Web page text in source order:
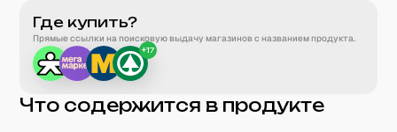
Где купить?
Прямые ссылки на поисковую выдачу магазинов с названием продукта.
+17
Что содержится в продукте